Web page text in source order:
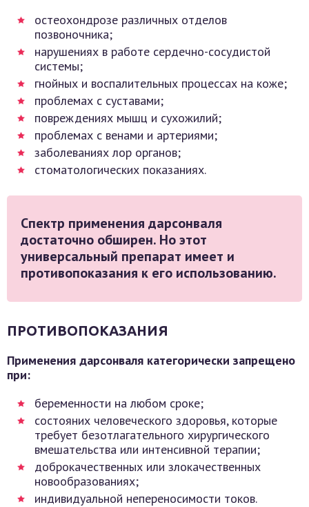
остеохондрозе различных отделов
позвоночника;
нарушениях в работе сердечно-сосудистой
системы;
гнойных и воспалительных процессах на коже;
проблемах с суставами;
повреждениях мышц и сухожилий;
проблемах с венами и артериями;
заболеваниях лор органов;
стоматологических показаниях.
Спектр применения дарсонваля
достаточно обширен. Но этот
универсальный препарат имеет и
противопоказания к его использованию.
ПРОТИВОПОКАЗАНИЯ
Применения дарсонваля категорически запрещено
при:
беременности на любом сроке;
состояних человеческого здоровья, которые
требует безотлагательного хирургического
вмешательства или интенсивной терапии;
доброкачественных или злокачественных
новообразованиях;
индивидуальной непереносимости токов.